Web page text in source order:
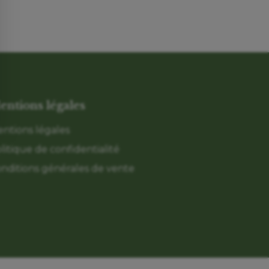
légales
légales
de confidentialité
générales de vente